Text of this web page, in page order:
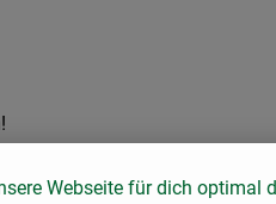
Webseite für dich optimal